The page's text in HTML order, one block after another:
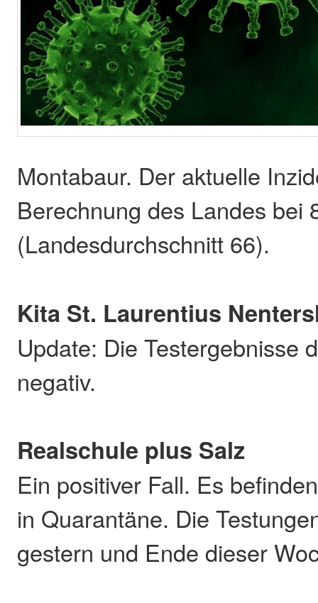
Montabaur. Der aktuelle
Berechnung des Landes bei
(Landesdurchschnitt 66).
Kita St. Laurentius
Update: Die Testergebnisse
negativ.
Realschule plus Salz
Ein positiver Fall. Es
in Quarantäne. Die
gestern und Ende dieser